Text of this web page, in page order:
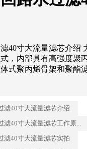
40寸大流量滤芯介绍
，内部具有高强度聚
式聚丙烯骨架和聚酯
滤40寸大流量滤芯介绍
滤40寸大流量滤芯工作原...
滤40寸大流量滤芯实拍